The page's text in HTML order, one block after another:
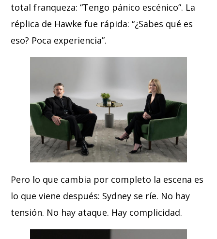
total franqueza: “Tengo pánico escénico”. La
réplica de Hawke fue rápida: “¿Sabes qué es
eso? Poca experiencia”.
Pero lo que cambia por completo la escena es
lo que viene después: Sydney se ríe. No hay
tensión. No hay ataque. Hay complicidad.